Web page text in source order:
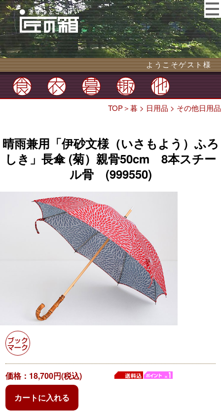
ようこそゲスト様
TOP＞暮 > 日用品 > その他日用品
晴雨兼用「伊砂文様（いさもよう）ふろ
しき」長傘 (菊）親骨50cm 8本スチー
ル骨 (999550)
価格：18,700円(税込)
カートに入れる